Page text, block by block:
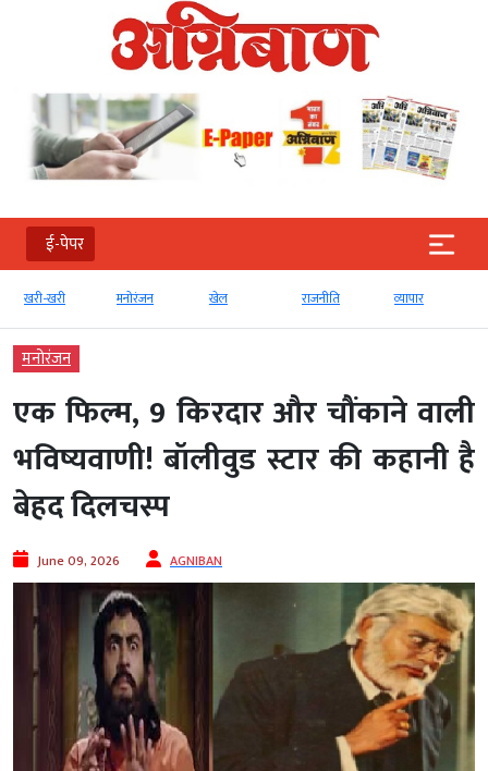
ई-पेपर
खरी-खरी मनोरंजन राजनीति व्‍यापार
मनोरंजन
एक फिल्म, 9 किरदार और चौंकाने वाली
भविष्यवाणी! बॉलीवुड स्टार की कहानी है
बेहद दिलचस्प
June 09, 2026 AGNIBAN